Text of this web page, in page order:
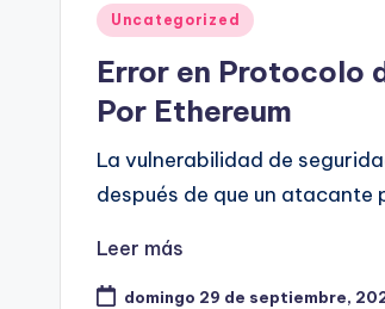
Publicado
Uncategorized
Error en Protocolo
Por Ethereum
La vulnerabilidad de
después de que un atacante
Leer más
domingo 29 de septiembre,